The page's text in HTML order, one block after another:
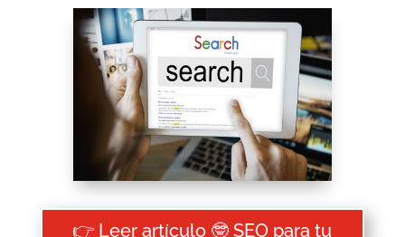
👉 Leer artículo 🤓 SEO para tu